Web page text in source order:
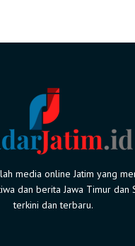
media online Jatim yang
dan berita Jawa Timur dan
terkini dan terbaru.